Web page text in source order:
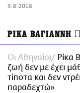
9.8.2018
ΡΙΚΑ ΒΑΓΙΑΝΝΗ
Οι Αθηναίοι
Ρίκα
ζωή δεν με έχει
τίποτα και δεν
παραδεχτώ»